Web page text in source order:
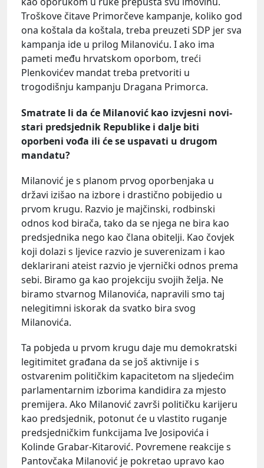
Troškove čitave Primorčeve kampanje, koliko god
ona koštala da koštala, treba preuzeti SDP jer sva
kampanja ide u prilog Milanoviću. I ako ima
pameti među hrvatskom oporbom, treći
Plenkovićev mandat treba pretvoriti u
trogodišnju kampanju Dragana Primorca.
Smatrate li da će Milanović kao izvjesni novi-
stari predsjednik Republike i dalje biti
oporbeni vođa ili će se uspavati u drugom
mandatu?
Milanović je s planom prvog oporbenjaka u
državi izišao na izbore i drastično pobijedio u
prvom krugu. Razvio je majčinski, rodbinski
odnos kod birača, tako da se njega ne bira kao
predsjednika nego kao člana obitelji. Kao čovjek
koji dolazi s ljevice razvio je suverenizam i kao
deklarirani ateist razvio je vjernički odnos prema
sebi. Biramo ga kao projekciju svojih želja. Ne
biramo stvarnog Milanovića, napravili smo taj
nelegitimni iskorak da svatko bira svog
Milanovića.
Ta pobjeda u prvom krugu daje mu demokratski
legitimitet građana da se još aktivnije i s
ostvarenim političkim kapacitetom na sljedećim
parlamentarnim izborima kandidira za mjesto
premijera. Ako Milanović završi političku karijeru
kao predsjednik, potonut će u vlastito ruganje
predsjedničkim funkcijama Ive Josipovića i
Kolinde Grabar-Kitarović. Povremene reakcije s
Pantovčaka Milanović je pokretao upravo kao